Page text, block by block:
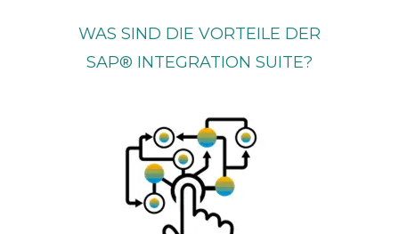
WAS SIND DIE VORTEILE DER
SAP® INTEGRATION SUITE?